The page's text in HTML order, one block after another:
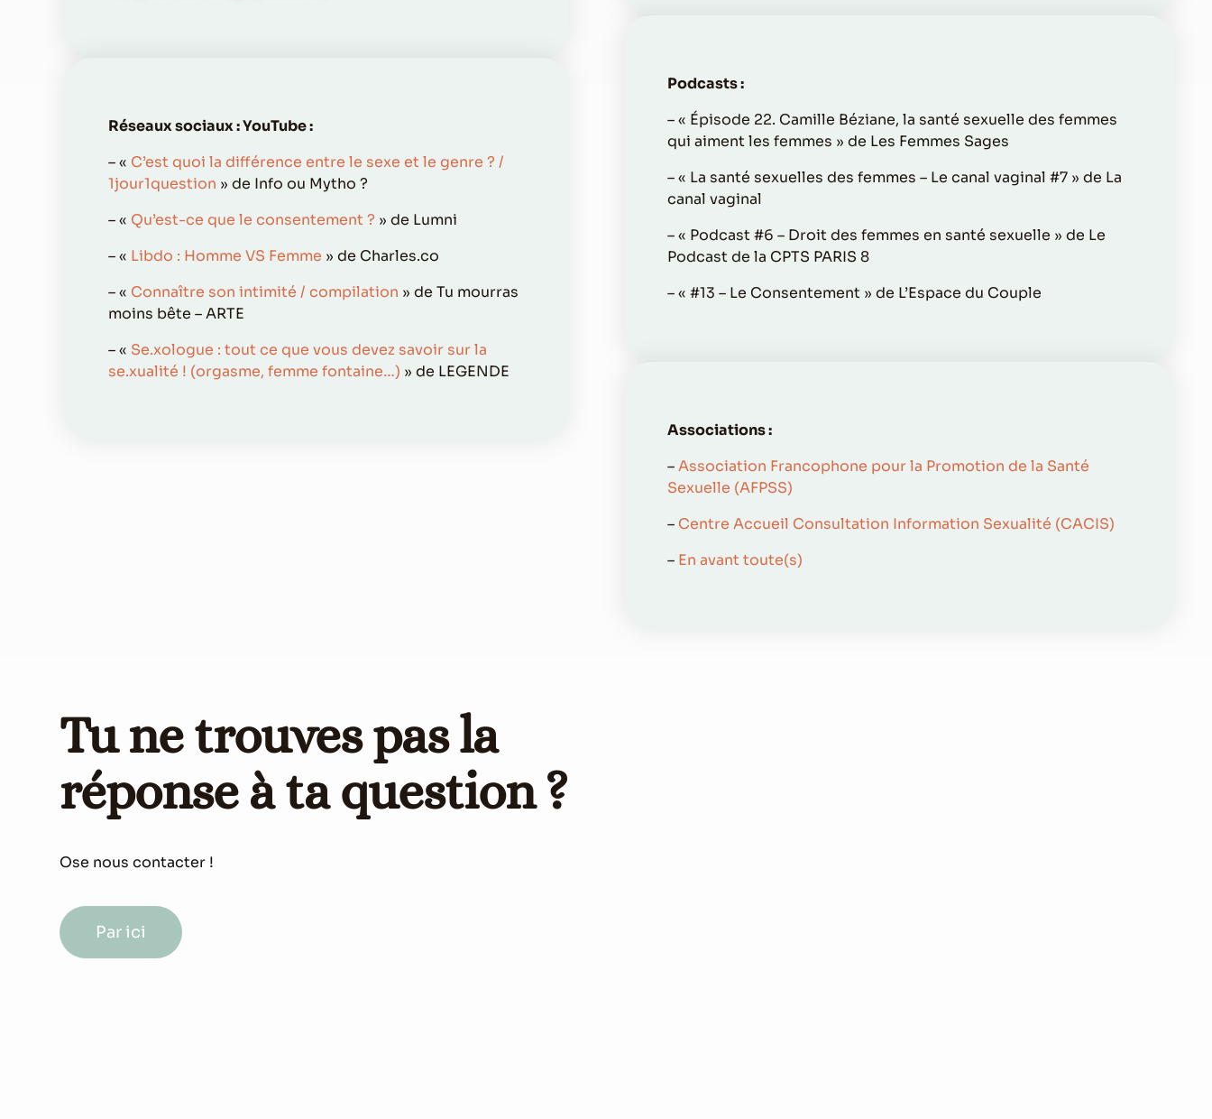
Réseaux sociaux : YouTube :
– « C’est quoi la différence entre le sexe et le genre ? /
1jour1question » de Info ou Mytho ?
– « Qu’est-ce que le consentement ? » de Lumni
– « Libdo : Homme VS Femme » de Charles.co
– « Connaître son intimité / compilation » de Tu mourras
moins bête – ARTE
– « Se.xologue : tout ce que vous devez savoir sur la
se.xualité ! (orgasme, femme fontaine…) » de LEGENDE
Podcasts :
– « Épisode 22. Camille Béziane, la santé sexuelle des femmes
qui aiment les femmes » de Les Femmes Sages
– « La santé sexuelles des femmes – Le canal vaginal #7 » de La
canal vaginal
– « Podcast #6 – Droit des femmes en santé sexuelle » de Le
Podcast de la CPTS PARIS 8
– « #13 – Le Consentement » de L’Espace du Couple
Associations :
–Association Francophone pour la Promotion de la Santé
Sexuelle (AFPSS)
– Centre Accueil Consultation Information Sexualité (CACIS)
– En avant toute(s)
Tu ne trouves pas la
réponse à ta question ?
Ose nous contacter !
Par ici